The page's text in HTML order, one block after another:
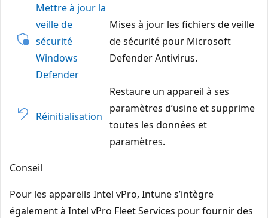
Mettre à jour la
veille de
sécurité
Windows
Defender
Mises à jour les fichiers de veille
de sécurité pour Microsoft
Defender Antivirus.
Réinitialisation
Restaure un appareil à ses
paramètres d’usine et supprime
toutes les données et
paramètres.
Conseil
Pour les appareils Intel vPro, Intune s’intègre
également à Intel vPro Fleet Services pour fournir des